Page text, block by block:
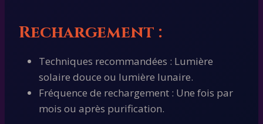
Rechargement :
Techniques recommandées : Lumière
solaire douce ou lumière lunaire.
Fréquence de rechargement : Une fois par
mois ou après purification.